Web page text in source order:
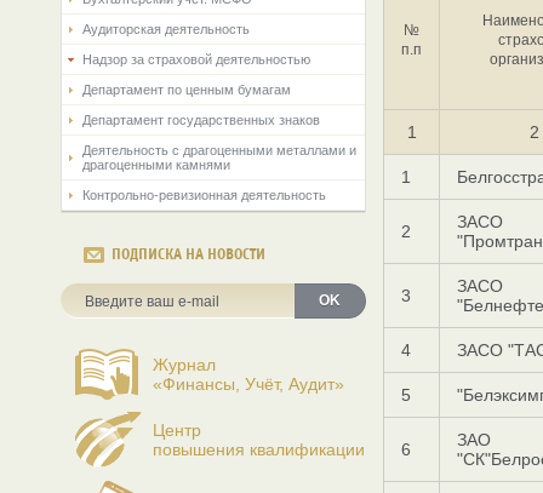
Аудиторская деятельность
Надзор за страховой деятельностью
Департамент по ценным бумагам
Департамент государственных знаков
Деятельность с драгоценными металлами и
драгоценными камнями
Контрольно-ревизионная деятельность
ПОДПИСКА НА НОВОСТИ
OK
Журнал
«Финансы, Учёт, Аудит»
Центр
повышения квалификации
№
п.п
1 2
1
2
ЗАСО
3
ЗАСО
4 ЗАСО
5
6
ЗАО